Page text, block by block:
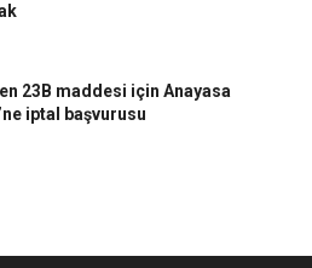
23B maddesi için Anayasa
iptal başvurusu